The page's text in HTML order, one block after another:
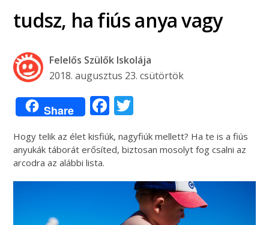
tudsz, ha fiús anya vagy
Felelős Szülők Iskolája
2018. augusztus 23. csütörtök
Share Facebook
Hogy telik az élet kisfiúk, nagyfiúk mellett? Ha te is a fiús
anyukák táborát erősíted, biztosan mosolyt fog csalni az
arcodra az alábbi lista.